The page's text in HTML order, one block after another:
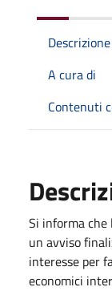
Descrizione
A cura di
Contenuti
Si informa che
un avviso
interesse per
economici